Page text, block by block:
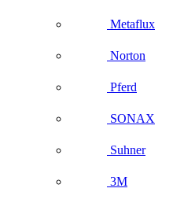
Metaflux
Norton
Pferd
SONAX
Suhner
3M